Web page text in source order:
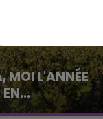
MOI L'ANNÉE
ce jeudi